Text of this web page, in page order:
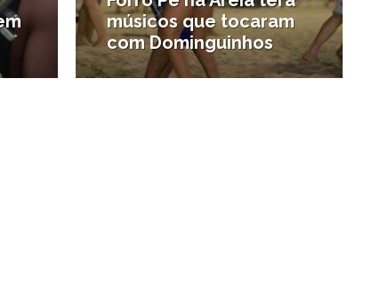
músicos que tocaram
com Dominguinhos